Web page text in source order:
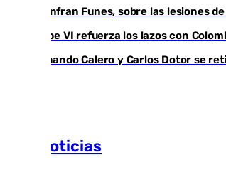
Juanfran Funes, sobre las lesiones
Felipe VI refuerza los lazos con
Fernando Calero y Carlos Dotor se
Más noticias